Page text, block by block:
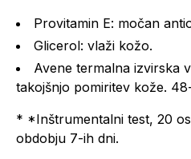
Provitamin E: močan
Glicerol: vlaži kožo.
Avene termalna izvirska
takojšnjo pomiritev kože.
* *Inštrumentalni test, 20
obdobju 7-ih dni.